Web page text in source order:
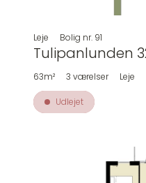
Leje Bolig nr. 91
Tulipanlunden
63m² 3 værelser Leje
Udlejet